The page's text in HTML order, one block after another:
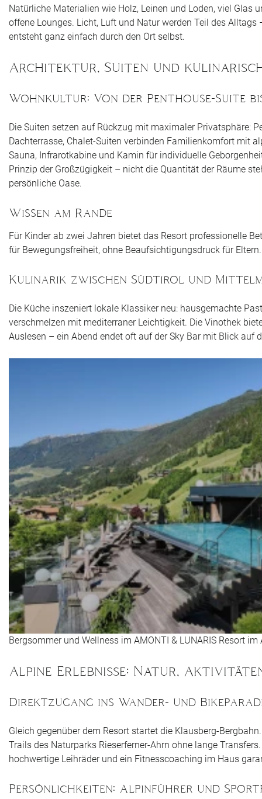
Natürliche Materialien wie Holz, Leinen und Loden, viel Glas
offene Lounges. Licht, Luft und Natur werden Teil des
entsteht ganz einfach durch den Ort selbst.
Architektur, Suiten und
Wohnkultur: Von der Penthouse-Suite
Die Suiten setzen auf Rückzug mit maximaler Privatsphäre:
Dachterrasse, Chalet-Suiten verbinden Familienkomfort mit
Sauna, Infrarotkabine und Kamin für individuelle
Prinzip der Großzügigkeit – nicht die Quantität der Räume
persönliche Oase.
Wissen am Rande
Für Kinder ab zwei Jahren bietet das Resort professionelle
für Bewegungsfreiheit, ohne Beaufsichtigungsdruck für Eltern.
Kulinarik zwischen Südtirol und
Die Küche inszeniert lokale Klassiker neu: hausgemachte
verschmelzen mit mediterraner Leichtigkeit. Die Vinothek
Auslesen – ein Abend endet oft auf der Sky Bar mit Blick auf
Bergsommer und Wellness im AMONTI & LUNARIS Resort im
Alpine Erlebnisse: Natur,
Direktzugang ins Wander- und
Gleich gegenüber dem Resort startet die Klausberg-
Trails des Naturparks Rieserferner-Ahrn ohne lange
hochwertige Leihräder und ein Fitnesscoaching im Haus
Persönlichkeiten: Alpinführer und